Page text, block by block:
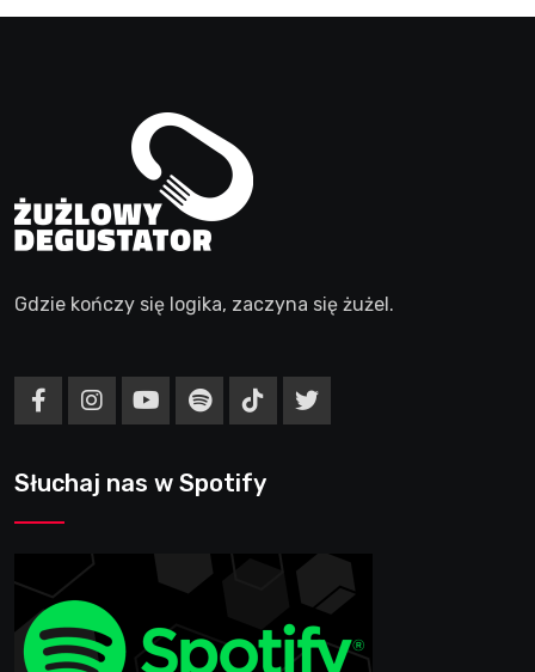
Gdzie kończy się logika, zaczyna się żużel.
Słuchaj nas w Spotify